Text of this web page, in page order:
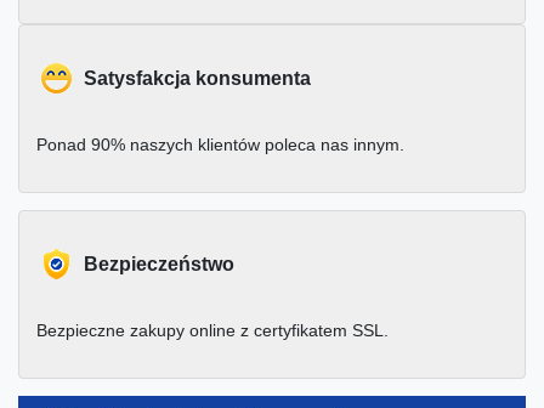
Satysfakcja konsumenta
Ponad 90% naszych klientów poleca nas innym.
Bezpieczeństwo
Bezpieczne zakupy online z certyfikatem SSL.